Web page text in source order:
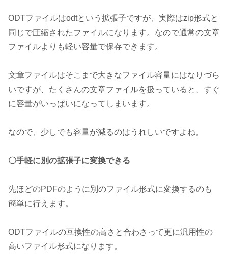
ODTファイルはodtという拡張子ですが、実際はzip形式と
同じで圧縮されたファイルになります。なので通常の文章
ファイルよりも軽い容量で保存できます。
文章ファイルはそこまで大きなファイル容量にはなりづら
いですが、たくさんの文章ファイルを扱っていると、すぐ
に容量がいっぱいになってしまいます。
なので、少しでも容量が減るのはうれしいですよね。
〇手軽に別の拡張子に変換できる
先ほどのPDFのように別のファイル形式に変換するのも
簡単に行えます。
ODTファイルの互換性の高さと合わさって更に汎用性の
高いファイル形式になります。